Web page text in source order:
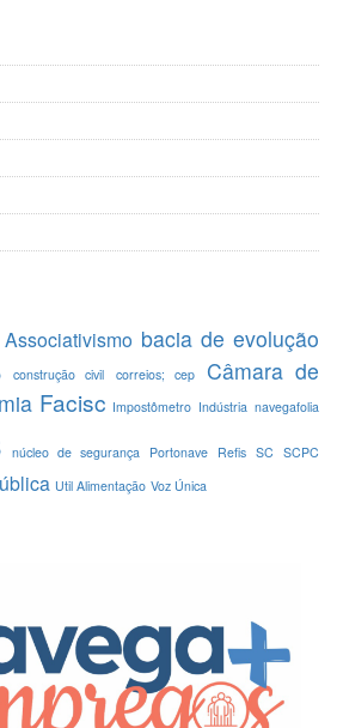
Associativismo bacia de evolução
construção civil correios; cep
Câmara de
Facisc Impostômetro Indústria navegafolia
núcleo de segurança Portonave Refis SC SCPC
Util Alimentação Voz Única